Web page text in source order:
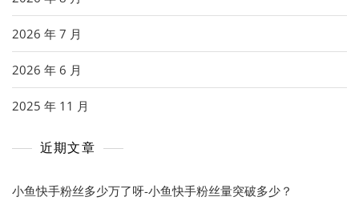
2026 年 7 月
2026 年 6 月
2025 年 11 月
近期文章
小鱼快手粉丝多少万了呀-小鱼快手粉丝量突破多少？